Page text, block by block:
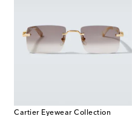
Cartier Eyewear Collection